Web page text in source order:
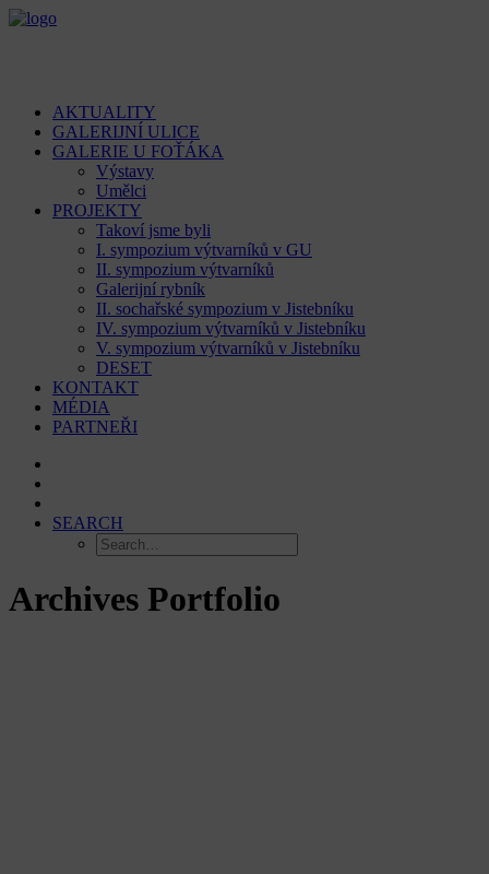
AKTUALITY
GALERIJNÍ ULICE
GALERIE U FOŤÁKA
Výstavy
Umělci
PROJEKTY
Takoví jsme byli
I. sympozium výtvarníků v GU
II. sympozium výtvarníků
Galerijní rybník
II. sochařské sympozium v Jistebníku
IV. sympozium výtvarníků v Jistebníku
V. sympozium výtvarníků v Jistebníku
DESET
KONTAKT
MÉDIA
PARTNEŘI
SEARCH
Archives Portfolio